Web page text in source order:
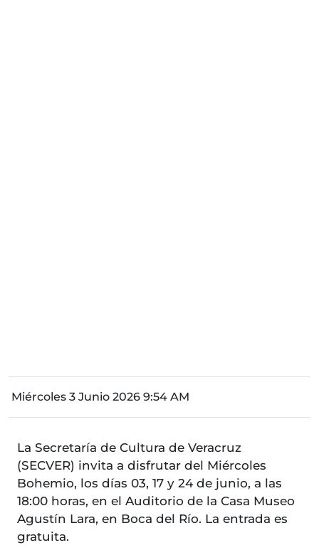
Miércoles 3 Junio 2026 9:54 AM
La Secretaría de Cultura de Veracruz
(SECVER) invita a disfrutar del Miércoles
Bohemio, los días 03, 17 y 24 de junio, a las
18:00 horas, en el Auditorio de la Casa Museo
Agustín Lara, en Boca del Río. La entrada es
gratuita.